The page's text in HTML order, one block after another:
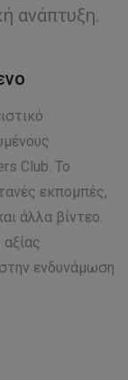
ανάπτυξη.
Club. Το
εκπομπές,
άλλα βίντεο.
ενδυνάμωση